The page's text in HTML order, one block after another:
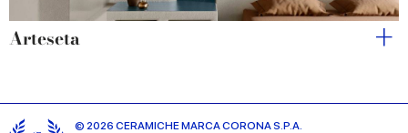
Arteseta
© 2026 CERAMICHE MARCA CORONA S.P.A.